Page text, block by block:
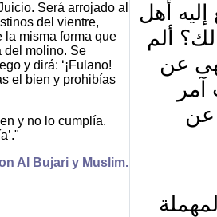
Será arrojado al
del vientre,
la misma forma que
del molino. Se
y dirá: ‘¡Fulano!
el bien y prohibías
y no lo cumplía.
Al Bujari y Muslim.
أهل
لك؟ ألم
عن
عن